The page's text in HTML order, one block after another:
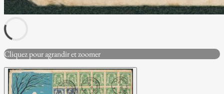
Cliquez pour agrandir et zoomer